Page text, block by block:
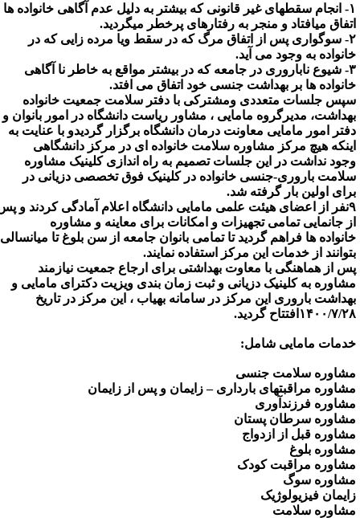
۱- انجام سقطهای غیر قانونی که بیشتر به دلیل عدم آگاهی خانواده ها
میافتاد و منجر به رفتارهای پرخطر میگردید.
۲- سوگواری پس از اتفاق مرگ که در سقط ویا مرده زایی که در
به وجود می آید.
۳- شیوع ناباروری در جامعه که در بیشتر مواقع به خاطر نا آگاهی
ها بر بهداشت جنسی خود اتفاق می افتد.
جلسات متعددی ومشترکی با دفتر سلامت جمعیت خانواده
مدیرگروه مامایی ، مشاور ریاست دانشگاه در امور بانوان و
امور مامایی معاونت درمان دانشگاه برگزار گردیدو با عنایت به
هیچ مرکز مشاوره سلامت خانواده ای در مرکز دانشگاهی
نداشت در این جلسات تصمیم به راه اندازی کلینیک مشاوره
باروری-جنسی خانواده در کلینیک فوق تخصصی دزیانی در
اولین بار گرفته شد.
۹نفر از اعضای هیئت علمی مامایی دانشگاه اعلام آمادگی کردند و پس
جانمایی تمامی تجهیزات و امکانات برای معاینه و مشاوره
ها فراهم گردید تا تمامی بانوان جامعه از سن بلوغ تا میانسالی
از خدمات این مرکز استفاده نمایند.
از هماهنگی با معاوت بهداشتی برای ارجاع جمعیت نیازمند
به کلینیک دزیانی و ثبت زمان بندی ویزیت دکترای مامایی و
باروری این مرکز در سامانه بهیاب ، این مرکز در تاریخ
۷/۲۸افتتاح گردید.
مامایی شامل:
سلامت جنسی
مراقبتهای بارداری – زایمان و پس از زایمان
فرزندآوری
سرطان پستان
قبل از ازدواج
بلوغ
مراقبت کودک
سوگ
فیزیولوژیک
سلامت